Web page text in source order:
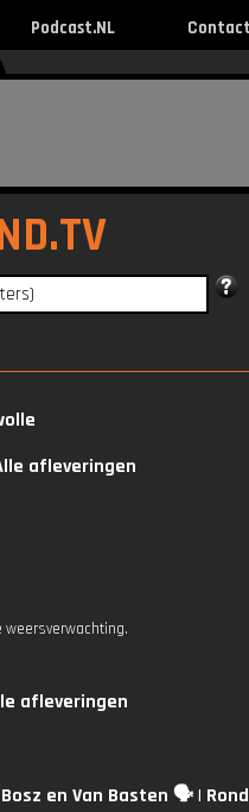
Podcast.NL Contact
afleveringen
afleveringen
en Van Basten 🗣️ |